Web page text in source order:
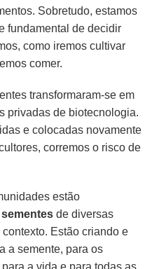
Sobretudo, estamos
fundamental de decidir
como iremos cultivar
comer.
transformaram-se em
privadas de biotecnologia.
e colocadas novamente
corremos o risco de
estão
sementes de diversas
Estão criando e
a semente, para os
a vida e para todas as